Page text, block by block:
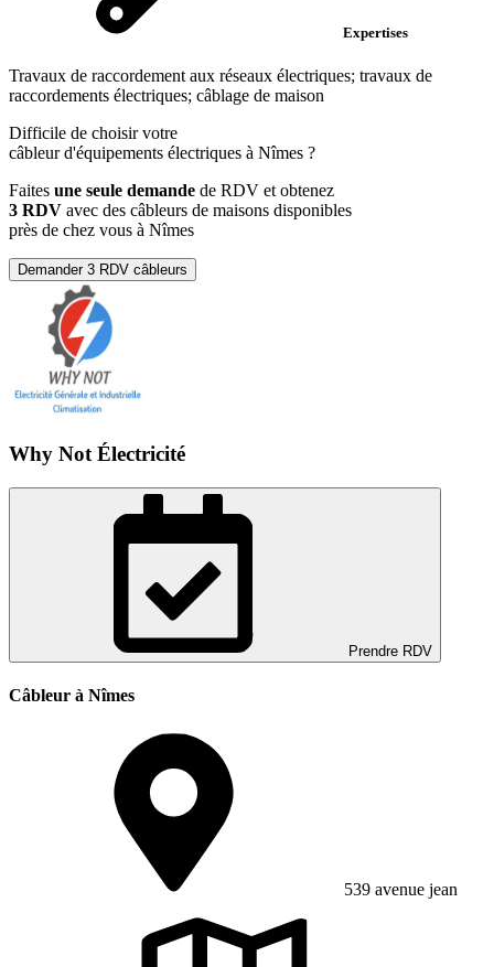
Expertises
Travaux de raccordement aux réseaux électriques; travaux de
raccordements électriques; câblage de maison
Difficile de choisir votre
câbleur d'équipements électriques à Nîmes ?
Faites une seule demande de RDV et obtenez
3 RDV avec des câbleurs de maisons disponibles
près de chez vous à Nîmes
Demander 3 RDV câbleurs
Why Not Électricité
Prendre RDV
Câbleur à Nîmes
539 avenue jean